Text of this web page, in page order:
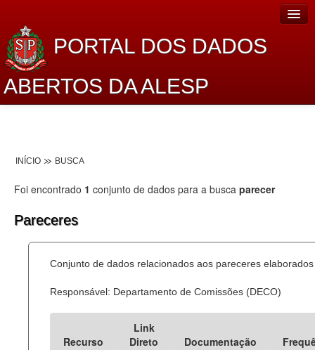
PORTAL DOS DADOS
ABERTOS DA ALESP
Lei de Acesso à Informação
Dados Governamentais Abertos
Processo Legislativo
Deputados Estaduais
INÍCIO BUSCA
Foi encontrado 1 conjunto de dados para a busca parecer
Pareceres
Conjunto de dados relacionados aos pareceres
Responsável: Departamento de Comissões (DECO)
Recurso
Link
Direto
Documentação